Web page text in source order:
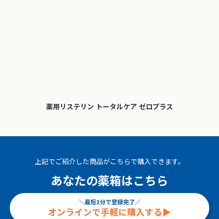
薬用リステリン トータルケア ゼロプラス
上記でご紹介した商品がこちらで購入できます。
あなたの薬箱はこちら
＼最短1分で登録完了／
オンラインで手軽に購入する▶︎